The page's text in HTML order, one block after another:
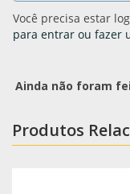
Você precisa estar
para entrar ou fazer
Ainda não foram
Produtos